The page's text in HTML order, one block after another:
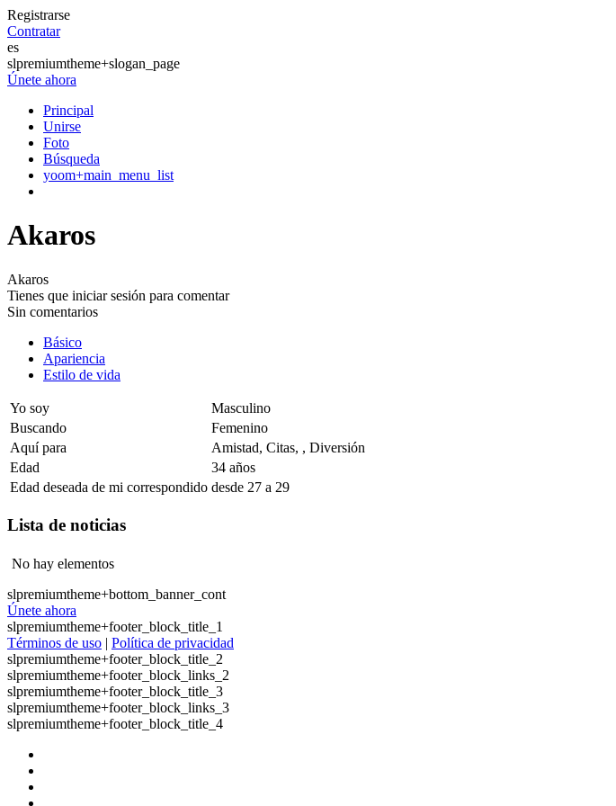
Registrarse
Contratar
es
slpremiumtheme+slogan_page
Únete ahora
Principal
Unirse
Foto
Búsqueda
yoom+main_menu_list
Akaros
Akaros
Tienes que iniciar sesión para comentar
Sin comentarios
Básico
Apariencia
Estilo de vida
Yo soy
Masculino
Buscando
Femenino
Aquí para
Amistad, Citas, , Diversión
Edad
34 años
Edad deseada de mi correspondido desde 27 a 29
Lista de noticias
No hay elementos
slpremiumtheme+bottom_banner_cont
Únete ahora
slpremiumtheme+footer_block_title_1
Términos de uso | Política de privacidad
slpremiumtheme+footer_block_title_2
slpremiumtheme+footer_block_links_2
slpremiumtheme+footer_block_title_3
slpremiumtheme+footer_block_links_3
slpremiumtheme+footer_block_title_4